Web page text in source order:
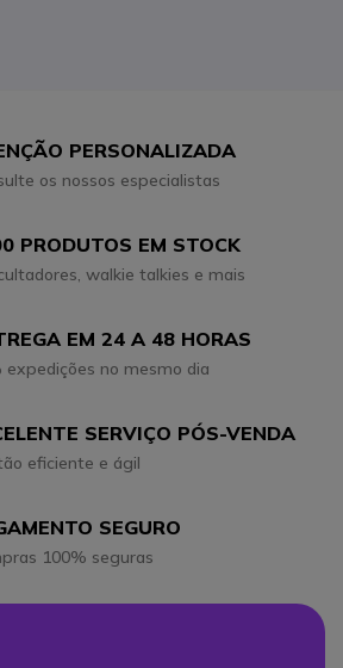
PERSONALIZADA
os nossos especialistas
PRODUTOS EM STOCK
walkie talkies e mais
EM 24 A 48 HORAS
expedições no mesmo dia
SERVIÇO PÓS-VENDA
eficiente e ágil
SEGURO
100% seguras